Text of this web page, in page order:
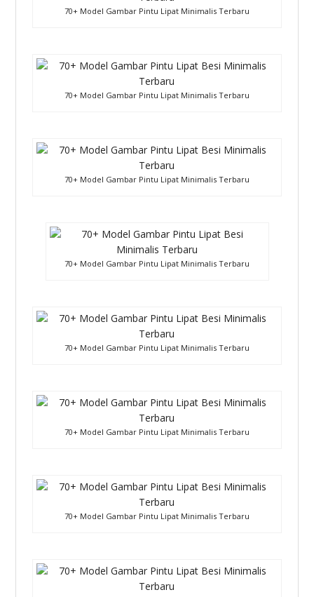
70+ Model Gambar Pintu Lipat Minimalis Terbaru
70+ Model Gambar Pintu Lipat Minimalis Terbaru
70+ Model Gambar Pintu Lipat Minimalis Terbaru
70+ Model Gambar Pintu Lipat Minimalis Terbaru
70+ Model Gambar Pintu Lipat Minimalis Terbaru
70+ Model Gambar Pintu Lipat Minimalis Terbaru
70+ Model Gambar Pintu Lipat Minimalis Terbaru